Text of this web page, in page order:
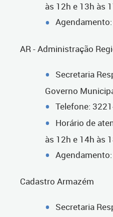
às 12h e 13h às
AR - Administração
Secretaria
Governo
Telefone:
Horário de
às 12h e 14h às
Cadastro Armazém
Secretaria